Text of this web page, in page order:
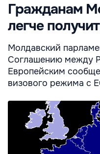
Гражданам
легче
Молдавский
Соглашению между
Европейским
визового режима с